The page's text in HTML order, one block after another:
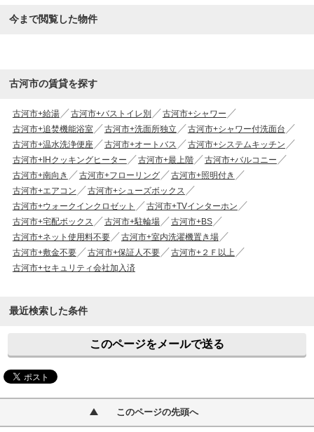
今まで閲覧した物件
古河市の賃貸を探す
古河市+給湯 古河市+バストイレ別
古河市+シャワー
古河市+追焚機能浴室
古河市+洗面所独立
古河市+シャワー付洗面台
古河市+温水洗浄便座
古河市+オートバス
古河市+システムキッチン
古河市+IHクッキングヒーター
古河市+最上階
古河市+バルコニー
古河市+南向き
古河市+フローリング
古河市+照明付き
古河市+エアコン
古河市+シューズボックス
古河市+ウォークインクロゼット
古河市+TVインターホン
古河市+宅配ボックス
古河市+駐輪場
古河市+BS
古河市+ネット使用料不要
古河市+室内洗濯機置き場
古河市+敷金不要
古河市+保証人不要
古河市+２Ｆ以上
古河市+セキュリティ会社加入済
最近検索した条件
このページをメールで送る
このページの先頭へ